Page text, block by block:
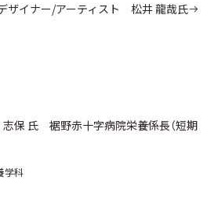
ザイナー/アーティスト 松井 龍哉氏
保 氏 裾野赤十字病院栄養係長（短期
学科